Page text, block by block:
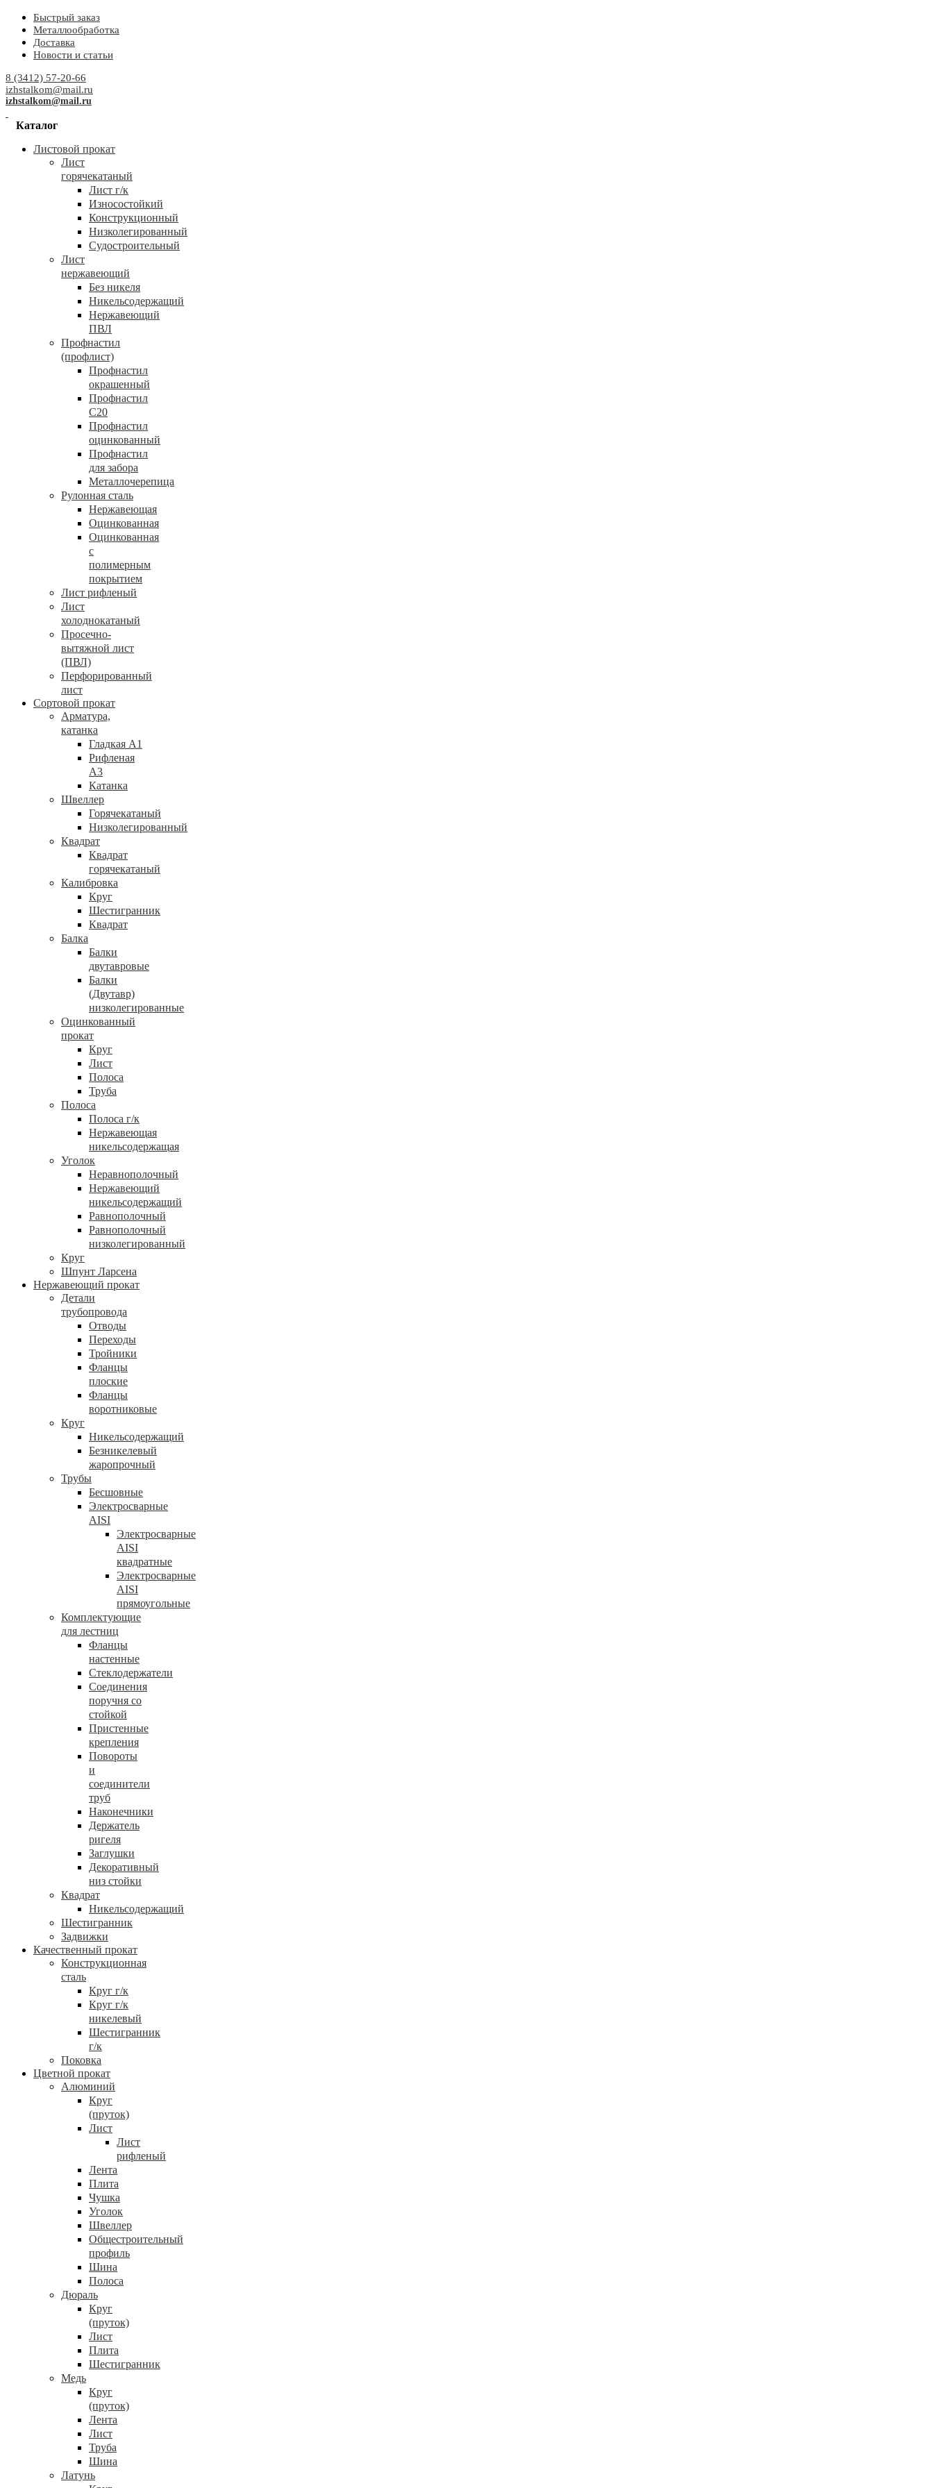
Быстрый заказ
Металлообработка
Доставка
Новости и статьи
8 (3412) 57-20-66
izhstalkom@mail.ru
izhstalkom@mail.ru
Каталог
Листовой прокат
Лист
горячекатаный
Лист г/к
Износостойкий
Конструкционный
Низколегированный
Судостроительный
Лист
нержавеющий
Без никеля
Никельсодержащий
Нержавеющий
ПВЛ
Профнастил
(профлист)
Профнастил
окрашенный
Профнастил
С20
Профнастил
оцинкованный
Профнастил
для забора
Металлочерепица
Рулонная сталь
Нержавеющая
Оцинкованная
Оцинкованная
с
полимерным
покрытием
Лист рифленый
Лист
холоднокатаный
Просечно-
вытяжной лист
(ПВЛ)
Перфорированный
лист
Сортовой прокат
Арматура,
катанка
Гладкая А1
Рифленая
А3
Катанка
Швеллер
Горячекатаный
Низколегированный
Квадрат
Квадрат
горячекатаный
Калибровка
Круг
Шестигранник
Квадрат
Балка
Балки
двутавровые
Балки
(Двутавр)
низколегированные
Оцинкованный
прокат
Круг
Лист
Полоса
Труба
Полоса
Полоса г/к
Нержавеющая
никельсодержащая
Уголок
Неравнополочный
Нержавеющий
никельсодержащий
Равнополочный
Равнополочный
низколегированный
Круг
Шпунт Ларсена
Нержавеющий прокат
Детали
трубопровода
Отводы
Переходы
Тройники
Фланцы
плоские
Фланцы
воротниковые
Круг
Никельсодержащий
Безникелевый
жаропрочный
Трубы
Бесшовные
Электросварные
AISI
Электросварные
AISI
квадратные
Электросварные
AISI
прямоугольные
Комплектующие
для лестниц
Фланцы
настенные
Стеклодержатели
Соединения
поручня со
стойкой
Пристенные
крепления
Повороты
и
соединители
труб
Наконечники
Держатель
ригеля
Заглушки
Декоративный
низ стойки
Квадрат
Никельсодержащий
Шестигранник
Задвижки
Качественный прокат
Конструкционная
сталь
Круг г/к
Круг г/к
никелевый
Шестигранник
г/к
Поковка
Цветной прокат
Алюминий
Круг
(пруток)
Лист
Лист
рифленый
Лента
Плита
Чушка
Уголок
Швеллер
Общестроительный
профиль
Шина
Полоса
Дюраль
Круг
(пруток)
Лист
Плита
Шестигранник
Медь
Круг
(пруток)
Лента
Лист
Труба
Шина
Латунь